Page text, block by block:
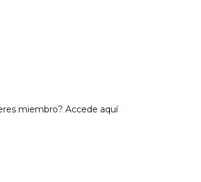
miembro? Accede aquí